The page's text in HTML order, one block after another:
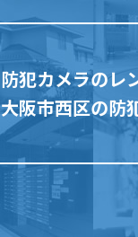
防犯カメラのレ
大阪市西区の防